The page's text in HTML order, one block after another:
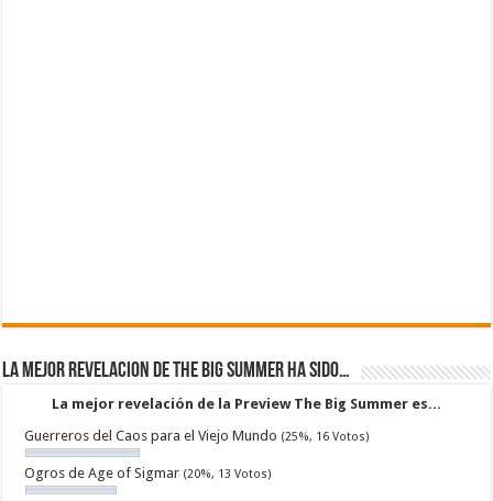
La mejor revelacion de The Big Summer ha sido…
La mejor revelación de la Preview The Big Summer es...
Guerreros del Caos para el Viejo Mundo (25%, 16 Votos)
Ogros de Age of Sigmar (20%, 13 Votos)